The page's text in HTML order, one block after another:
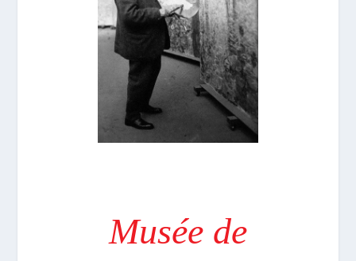
Musée de